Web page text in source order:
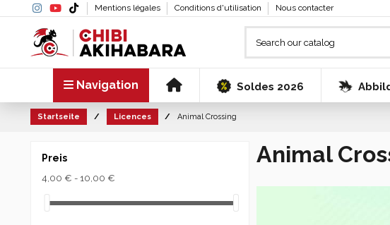
Mentions légales Conditions d'utilisation Nous contacter
Navigation Soldes 2026
Startseite Licences Animal Crossing
Animal
Preis
4,00 € - 10,00 €